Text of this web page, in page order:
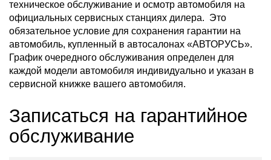
техническое обслуживание и осмотр автомобиля на
официальных сервисных станциях дилера. Это
обязательное условие для сохранения гарантии на
автомобиль, купленный в автосалонах «АВТОРУСЬ».
График очередного обслуживания определен для
каждой модели автомобиля индивидуально и указан в
сервисной книжке вашего автомобиля.
Записаться на гарантийное
обслуживание